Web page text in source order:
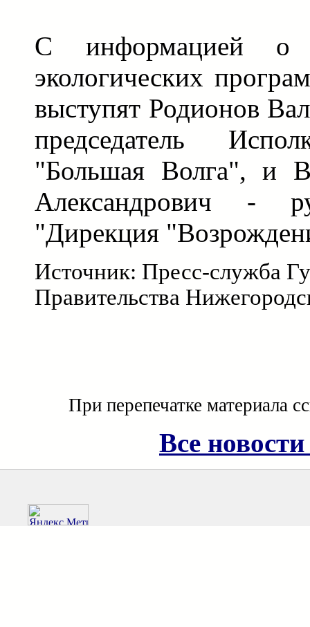
С информацией о
экологических
выступят Родионов
председатель
"Большая Волга", и
Александрович -
"Дирекция
Источник: Пресс-служба
Правительства
При перепечатке материала
Все